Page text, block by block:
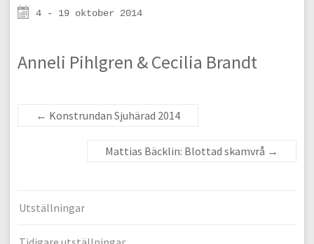
4 - 19 oktober 2014
Anneli Pihlgren & Cecilia Brandt
← Konstrundan Sjuhärad 2014
Mattias Bäcklin: Blottad skamvrå →
Utställningar